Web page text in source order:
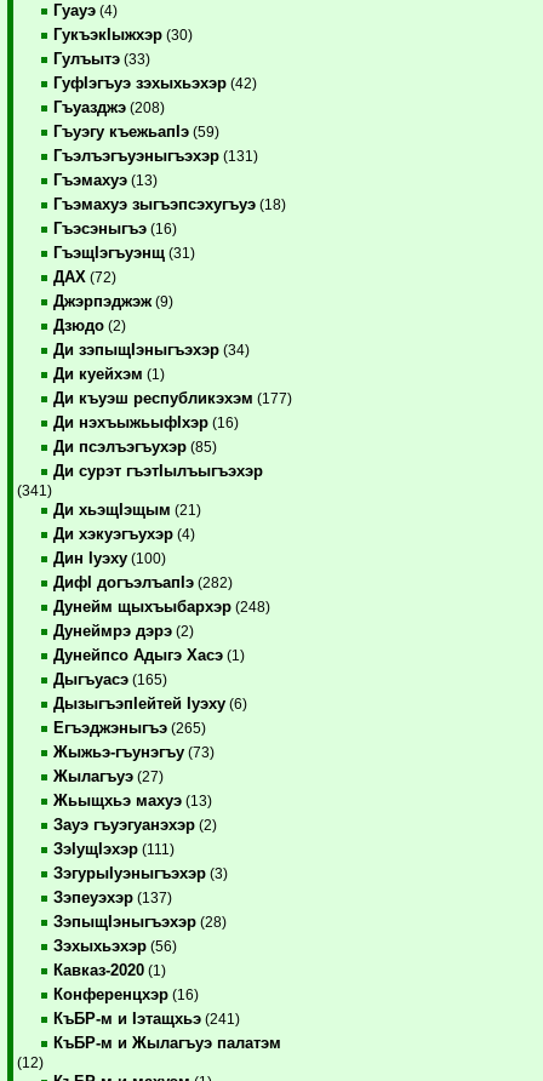
Гуауэ (4)
ГукъэкIыжхэр (30)
Гулъытэ (33)
ГуфIэгъуэ зэхыхьэхэр (42)
Гъуазджэ (208)
Гъуэгу къежьапIэ (59)
Гъэлъэгъуэныгъэхэр (131)
Гъэмахуэ (13)
Гъэмахуэ зыгъэпсэхугъуэ (18)
Гъэсэныгъэ (16)
ГъэщIэгъуэнщ (31)
ДАХ (72)
Джэрпэджэж (9)
Дзюдо (2)
Ди зэпыщIэныгъэхэр (34)
Ди куейхэм (1)
Ди къуэш республикэхэм (177)
Ди нэхъыжьыфIхэр (16)
Ди псэлъэгъухэр (85)
Ди сурэт гъэтIылъыгъэхэр
(341)
Ди хьэщIэщым (21)
Ди хэкуэгъухэр (4)
Дин Iуэху (100)
ДифI догъэлъапIэ (282)
Дунейм щыхъыбархэр (248)
Дунеймрэ дэрэ (2)
Дунейпсо Адыгэ Хасэ (1)
Дыгъуасэ (165)
ДызыгъэпIейтей Iуэху (6)
Егъэджэныгъэ (265)
Жыжьэ-гъунэгъу (73)
Жылагъуэ (27)
Жьыщхьэ махуэ (13)
Зауэ гъуэгуанэхэр (2)
ЗэIущIэхэр (111)
ЗэгурыIуэныгъэхэр (3)
Зэпеуэхэр (137)
ЗэпыщIэныгъэхэр (28)
Зэхыхьэхэр (56)
Кавказ-2020 (1)
Конференцхэр (16)
КъБР-м и Iэтащхьэ (241)
КъБР-м и Жылагъуэ палатэм
(12)